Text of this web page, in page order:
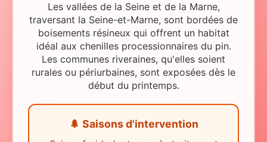
Les vallées de la Seine et de la Marne,
traversant la Seine-et-Marne, sont bordées de
boisements résineux qui offrent un habitat
idéal aux chenilles processionnaires du pin.
Les communes riveraines, qu'elles soient
rurales ou périurbaines, sont exposées dès le
début du printemps.
🌲 Saisons d'intervention